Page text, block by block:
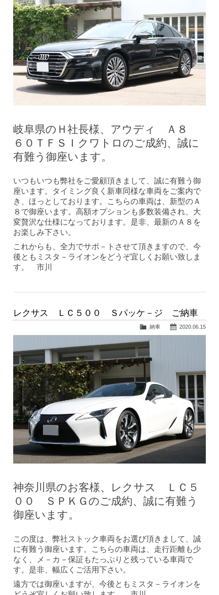
岐阜県のＨ社長様、アウディ Ａ８
６０ＴＦＳＩクワトロのご成約、誠に
有難う御座います。
いつもいつも弊社をご愛顧頂きまして、誠に有難う御
座います。タイミング良く新車同様な車両をご案内で
き、ほっとしております。こちらの車両は、新型のＡ
８で御座います。高額オプションも多数装備され、大
変贅沢な仕様になっております。是非、最新のＡ８を
お楽しみ下さい。
これからも、全力でサポ－トさせて頂きますので、今
後ともミスタ－ライオンをどうぞ宜しくお願い致しま
す。 市川
レクサス ＬＣ５００ Ｓパッケ－ジ ご納車
2020.06.15
納車
神奈川県のお客様、レクサス ＬＣ５
００ ＳＰＫＧのご成約、誠に有難う
御座います。
この度は、弊社ストック車両をお選び頂きまして、誠
に有難う御座います。こちらの車両は、走行距離も少
なく、メ－カ－保証もたっぷりと残っている車両で
す。是非、幅広くご活用下さい。
遠方では御座いますが、今後ともミスタ－ライオンを